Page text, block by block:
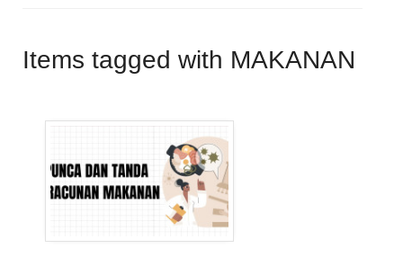
Items tagged with MAKANAN